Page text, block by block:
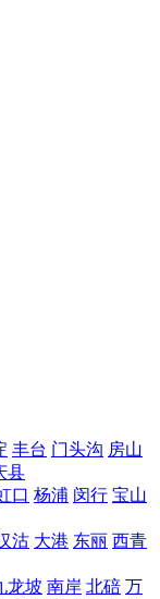
丰台 门头沟 房山
县
口 杨浦 闵行 宝山
沽 大港 东丽 西青
龙坡 南岸 北碚 万